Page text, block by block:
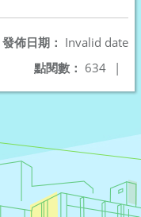
發佈日期： Invalid date
點閱數： 634 |